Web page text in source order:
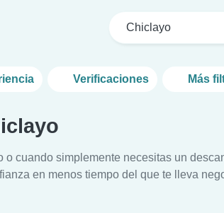
Chiclayo
Verificaciones Más
o cuando simplemente necesitas un
en menos tiempo del que te lleva